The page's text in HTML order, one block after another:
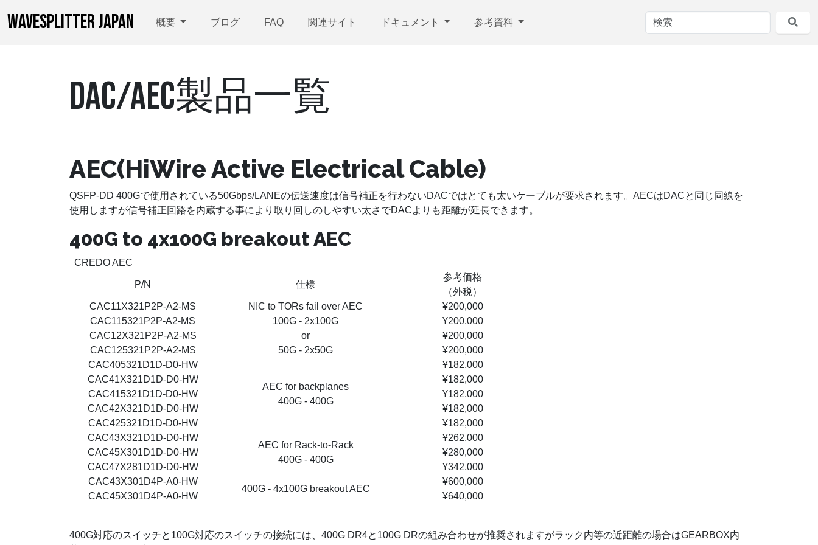
WAVESPLITTER JAPAN 概要 ブログ FAQ 関連サイト ドキュメント 参考資料
DAC/AEC製品一覧
AEC(HiWire Active Electrical Cable)
QSFP-DD 400Gで使用されている50Gbps/LANEの伝送速度は信号補正を行わないDACではとても太いケーブルが要求されます。AECはDACと同じ同線を
使用しますが信号補正回路を内蔵する事により取り回しのしやすい太さでDACよりも距離が延長できます。
400G to 4x100G breakout AEC
CREDO AEC
P/N 仕様
参考価格
（外税）
CAC11X321P2P-A2-MS
NIC to TORs fail over AEC
100G - 2x100G
or
50G - 2x50G
¥200,000
CAC115321P2P-A2-MS
¥200,000
CAC12X321P2P-A2-MS
¥200,000
CAC125321P2P-A2-MS
¥200,000
CAC405321D1D-D0-HW
AEC for backplanes
400G - 400G
¥182,000
CAC41X321D1D-D0-HW
¥182,000
CAC415321D1D-D0-HW
¥182,000
CAC42X321D1D-D0-HW
¥182,000
CAC425321D1D-D0-HW
¥182,000
CAC43X321D1D-D0-HW
AEC for Rack-to-Rack
400G - 400G
¥262,000
CAC45X301D1D-D0-HW
¥280,000
CAC47X281D1D-D0-HW
¥342,000
CAC43X301D4P-A0-HW
400G - 4x100G breakout AEC
¥600,000
CAC45X301D4P-A0-HW
¥640,000
400G対応のスイッチと100G対応のスイッチの接続には、400G DR4と100G DRの組み合わせが推奨されますがラック内等の近距離の場合はGEARBOX内